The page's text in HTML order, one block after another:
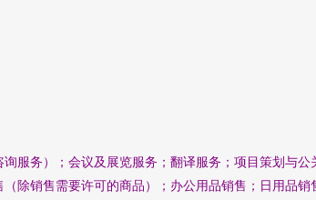
服务）；会议及展览服务；翻译服务；项目策划与公
除销售需要许可的商品）；办公用品销售；日用品销